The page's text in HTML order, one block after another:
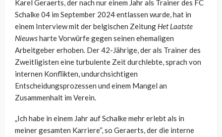
Karel Geraerts, der nach nur einem Jahr als Trainer des FC
Schalke 04 im September 2024 entlassen wurde, hat in
einem Interview mit der belgischen Zeitung Het Laatste
Nieuwsharte Vorwürfe gegen seinen ehemaligen
Arbeitgeber erhoben. Der 42-Jährige, der als Trainer des
Zweitligisten eine turbulente Zeit durchlebte, sprach von
internen Konflikten, undurchsichtigen
Entscheidungsprozessen und einem Mangel an
Zusammenhalt im Verein.
„Ich habe in einem Jahr auf Schalke mehr erlebt als in
meiner gesamten Karriere“, so Geraerts, der die interne